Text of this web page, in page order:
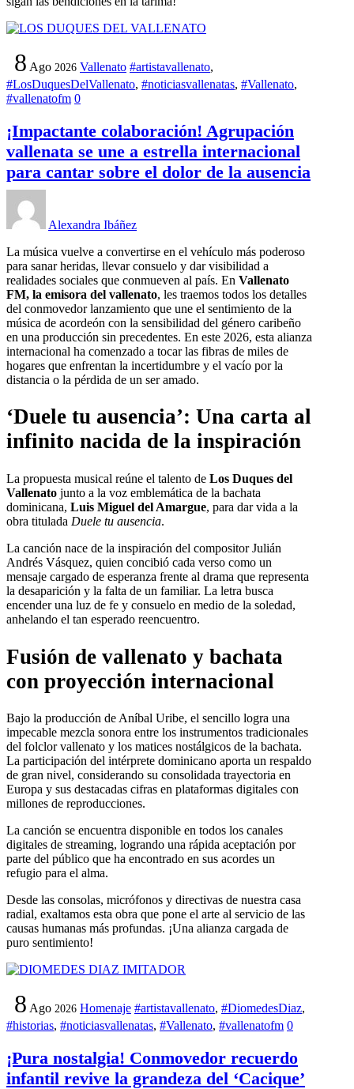
8 Ago 2026 Vallenato #artistavallenato,
#LosDuquesDelVallenato, #noticiasvallenatas, #Vallenato,
#vallenatofm 0
¡Impactante colaboración! Agrupación
vallenata se une a estrella internacional
para cantar sobre el dolor de la ausencia
Alexandra Ibáñez
La música vuelve a convertirse en el vehículo más poderoso
para sanar heridas, llevar consuelo y dar visibilidad a
realidades sociales que conmueven al país. En Vallenato
FM, la emisora del vallenato, les traemos todos los detalles
del conmovedor lanzamiento que une el sentimiento de la
música de acordeón con la sensibilidad del género caribeño
en una producción sin precedentes. En este 2026, esta alianza
internacional ha comenzado a tocar las fibras de miles de
hogares que enfrentan la incertidumbre y el vacío por la
distancia o la pérdida de un ser amado.
‘Duele tu ausencia’: Una carta al
infinito nacida de la inspiración
La propuesta musical reúne el talento de Los Duques del
Vallenato junto a la voz emblemática de la bachata
dominicana, Luis Miguel del Amargue, para dar vida a la
obra titulada Duele tu ausencia.
La canción nace de la inspiración del compositor Julián
Andrés Vásquez, quien concibió cada verso como un
mensaje cargado de esperanza frente al drama que representa
la desaparición y la falta de un familiar. La letra busca
encender una luz de fe y consuelo en medio de la soledad,
anhelando el tan esperado reencuentro.
Fusión de vallenato y bachata
con proyección internacional
Bajo la producción de Aníbal Uribe, el sencillo logra una
impecable mezcla sonora entre los instrumentos tradicionales
del folclor vallenato y los matices nostálgicos de la bachata.
La participación del intérprete dominicano aporta un respaldo
de gran nivel, considerando su consolidada trayectoria en
Europa y sus destacadas cifras en plataformas digitales con
millones de reproducciones.
La canción se encuentra disponible en todos los canales
digitales de streaming, logrando una rápida aceptación por
parte del público que ha encontrado en sus acordes un
refugio para el alma.
Desde las consolas, micrófonos y directivas de nuestra casa
radial, exaltamos esta obra que pone el arte al servicio de las
causas humanas más profundas. ¡Una alianza cargada de
puro sentimiento!
8 Ago 2026 Homenaje #artistavallenato, #DiomedesDiaz,
#historias, #noticiasvallenatas, #Vallenato, #vallenatofm 0
¡Pura nostalgia! Conmovedor recuerdo
infantil revive la grandeza del ‘Cacique’